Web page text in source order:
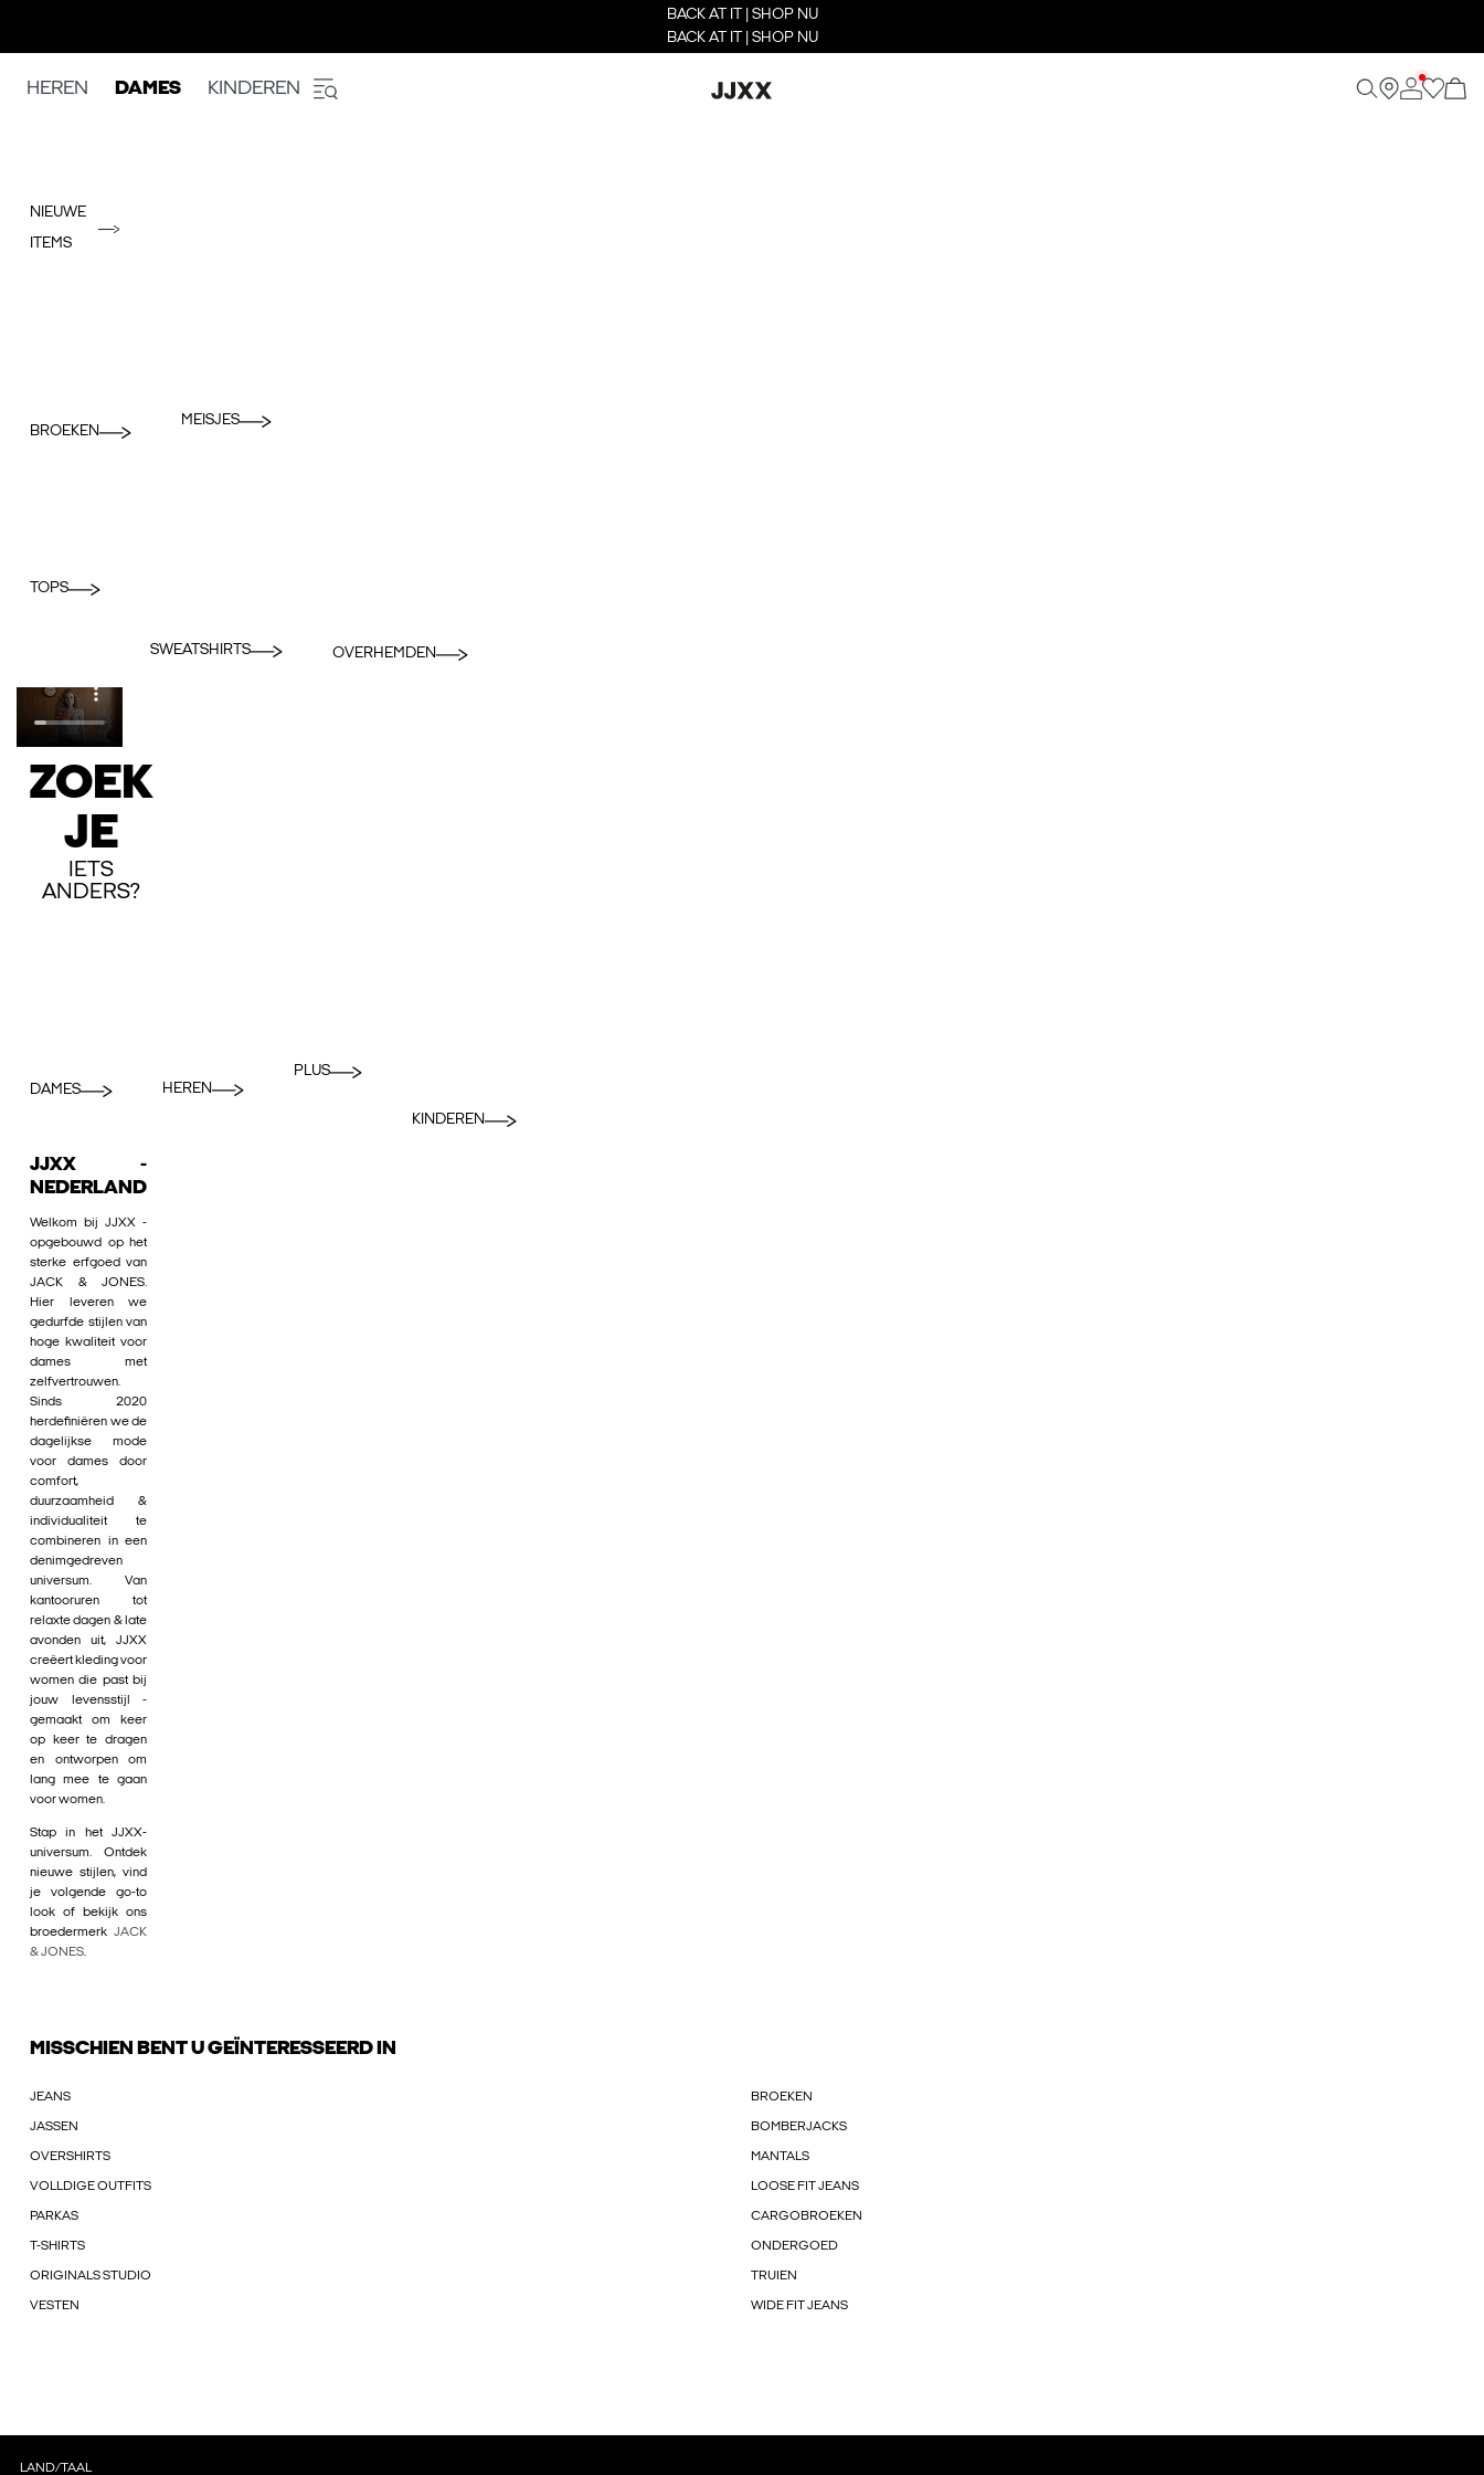
BACK AT IT | SHOP NU
BACK AT IT | SHOP NU
HEREN DAMES KINDEREN
NIEUWE
ITEMS
BROEKEN
MEISJES
TOPS
SWEATSHIRTS OVERHEMDEN
ZOEK
JE
IETS
ANDERS?
DAMES HEREN
PLUS
KINDEREN
JJXX -
NEDERLAND
Welkom bij JJXX -
opgebouwd op het
sterke erfgoed van
JACK & JONES.
Hier leveren we
gedurfde stijlen van
hoge kwaliteit voor
dames met
zelfvertrouwen.
Sinds 2020
herdefiniëren we de
dagelijkse mode
voor dames door
comfort,
duurzaamheid &
individualiteit te
combineren in een
denimgedreven
universum. Van
kantooruren tot
relaxte dagen & late
avonden uit, JJXX
creëert kleding voor
women die past bij
jouw levensstijl -
gemaakt om keer
op keer te dragen
en ontworpen om
lang mee te gaan
voor women.
Stap in het JJXX-
universum. Ontdek
nieuwe stijlen, vind
je volgende go-to
look of bekijk ons
broedermerk JACK
& JONES.
MISSCHIEN BENT U GEÏNTERESSEERD IN
JEANS BROEKEN
JASSEN BOMBERJACKS
OVERSHIRTS MANTALS
VOLLDIGE OUTFITS LOOSE FIT JEANS
PARKAS CARGOBROEKEN
T-SHIRTS ONDERGOED
ORIGINALS STUDIO TRUIEN
VESTEN WIDE FIT JEANS
LAND/TAAL